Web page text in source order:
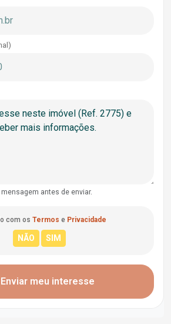
antes de enviar.
com os Termos e Privacidade
Enviar meu interesse